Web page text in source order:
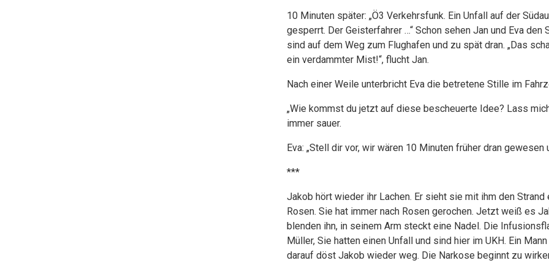
10 Minuten später: „Ö3 Verkehrsfunk. Ein Unfall auf der
gesperrt. Der Geisterfahrer …“ Schon sehen Jan und Eva
sind auf dem Weg zum Flughafen und zu spät dran. „Das
ein verdammter Mist!“, flucht Jan.
Nach einer Weile unterbricht Eva die betretene Stille im
„Wie kommst du jetzt auf diese bescheuerte Idee? Lass
immer sauer.
Eva: „Stell dir vor, wir wären 10 Minuten früher dran
***
Jakob hört wieder ihr Lachen. Er sieht sie mit ihm den
Rosen. Sie hat immer nach Rosen gerochen. Jetzt weiß es
blenden ihn, in seinem Arm steckt eine Nadel. Die
Müller, Sie hatten einen Unfall und sind hier im UKH. Ein
darauf döst Jakob wieder weg. Die Narkose beginnt zu